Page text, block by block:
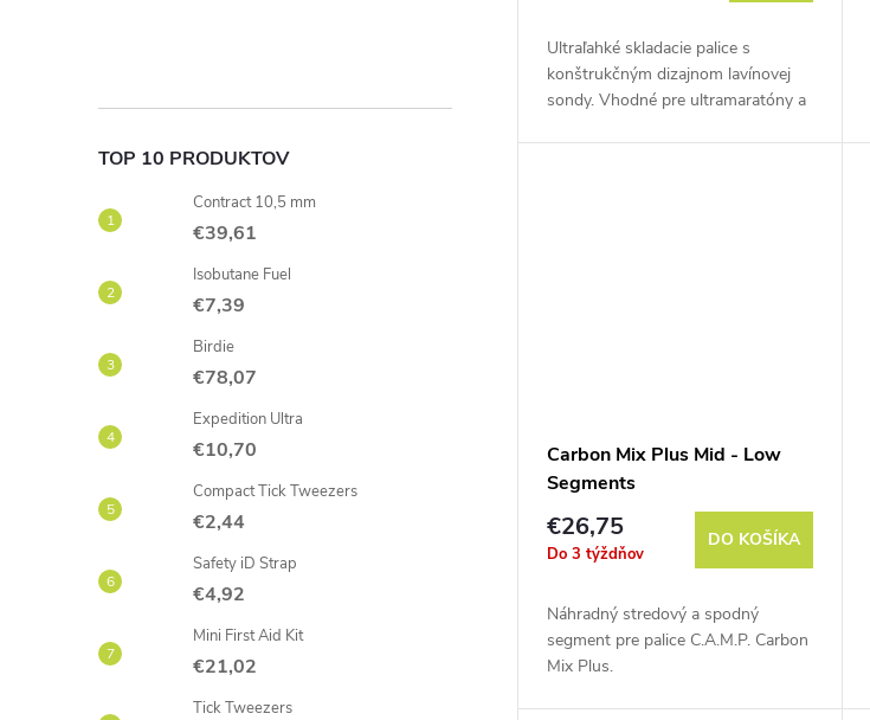
TOP 10 PRODUKTOV
Contract 10,5 mm
€39,61
Isobutane Fuel
€7,39
Birdie
€78,07
Expedition Ultra
€10,70
Compact Tick Tweezers
€2,44
Safety iD Strap
€4,92
Mini First Aid Kit
€21,02
Tick Tweezers
Ultraľahké skladacie palice s
konštrukčným dizajnom lavínovej
sondy. Vhodné pre ultramaratóny a
Carbon Mix Plus Mid - Low
Segments
€26,75
Do 3 týždňov
DO KOŠÍKA
Náhradný stredový a spodný
segment pre palice C.A.M.P. Carbon
Mix Plus.